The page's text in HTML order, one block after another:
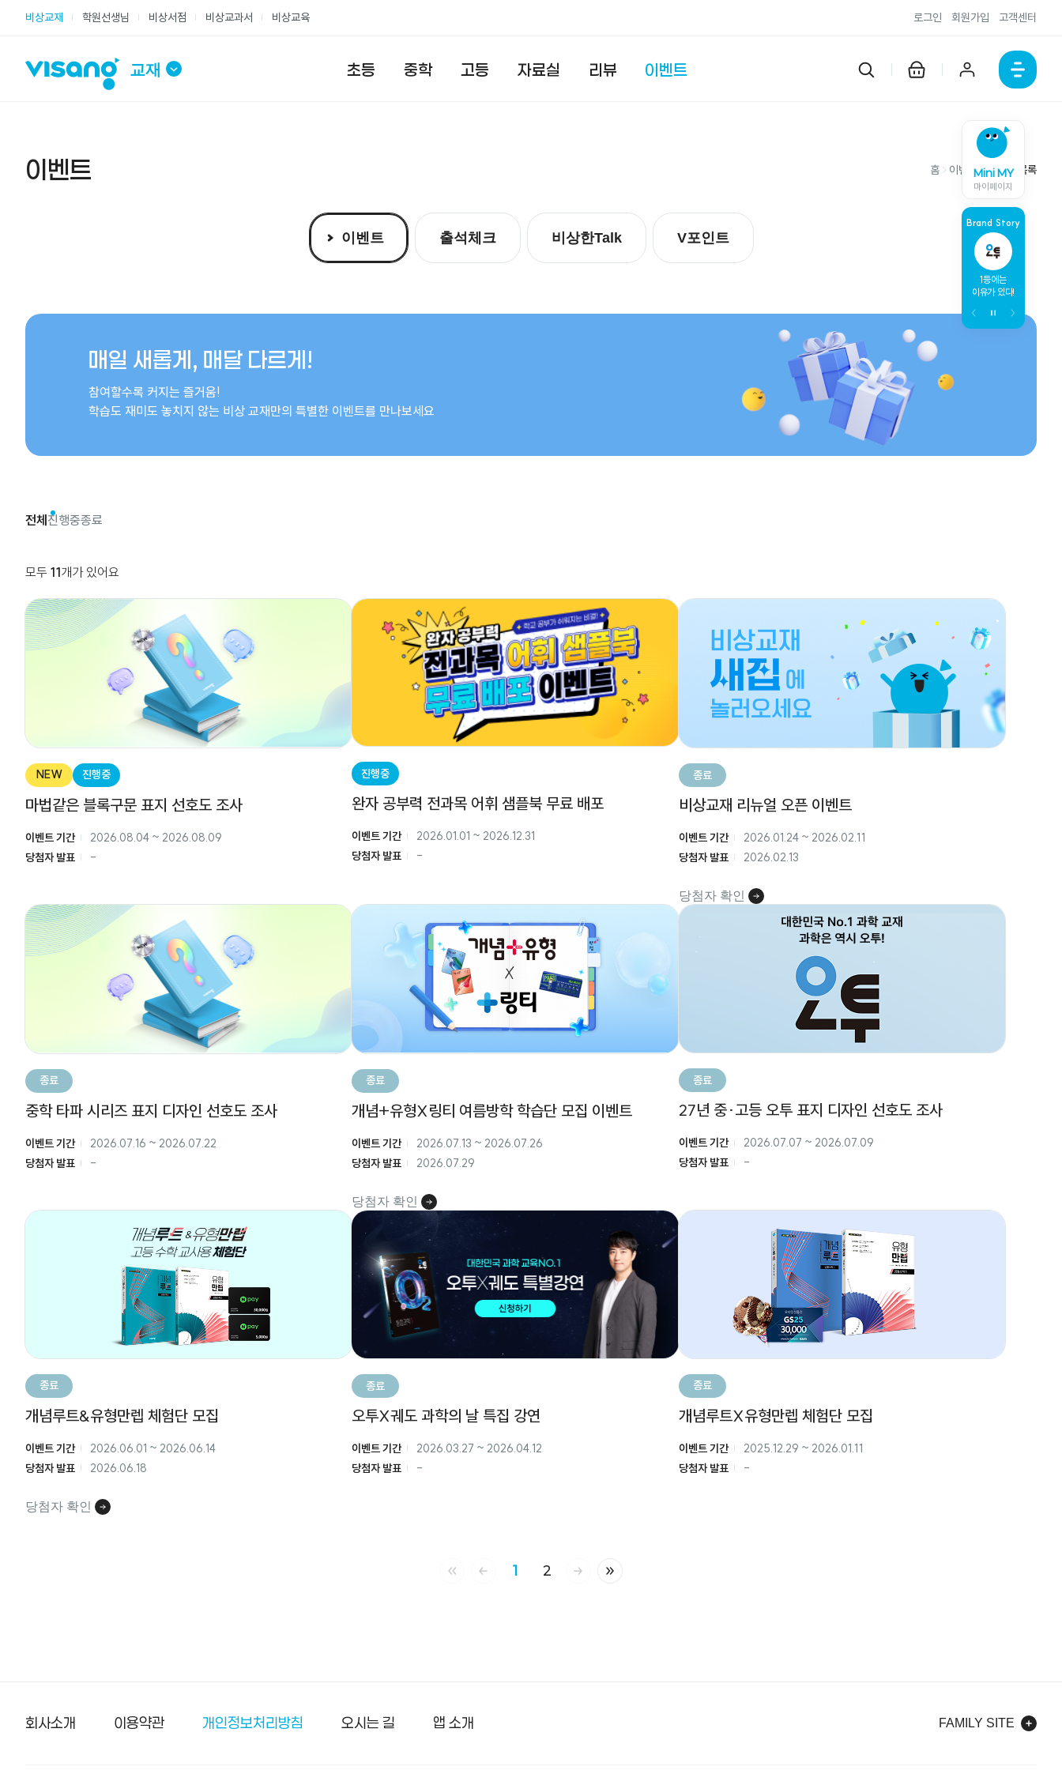
비상교재 학원선생님 비상서점 비상교과서 비상교육 로그인 회원가입 고객센터
교재 초등 중학 고등 자료실 리뷰 이벤트
이벤트 홈 이벤트 이벤트 목록
이벤트 출석체크 비상한Talk V포인트
매일 새롭게, 매달 다르게!
참여할수록 커지는 즐거움!
학습도 재미도 놓치지 않는 비상 교재만의 특별한 이벤트를 만나보세요
원하는 옵션을 선택하세요:
전체 진행중종료
모두 11개가 있어요
NEW 진행중
마법같은 블록구문 표지 선호도 조사
이벤트 기간 2026.08.04 ~ 2026.08.09
당첨자 발표
-
진행중
완자 공부력 전과목 어휘 샘플북 무료 배포
이벤트 기간 2026.01.01 ~ 2026.12.31
당첨자 발표
-
종료
비상교재 리뉴얼 오픈 이벤트
이벤트 기간 2026.01.24~ 2026.02.11
당첨자 발표
2026.02.13
당첨자 확인
종료
중학 타파 시리즈 표지 디자인 선호도 조사
이벤트 기간 2026.07.16 ~ 2026.07.22
당첨자 발표
-
종료
개념+유형X링티 여름방학 학습단 모집 이벤트
이벤트 기간 2026.07.13 ~ 2026.07.26
당첨자 발표
2026.07.29
당첨자 확인
종료
27년 중·고등 오투 표지 디자인 선호도 조사
이벤트 기간 2026.07.07 ~ 2026.07.09
당첨자 발표
-
종료
개념루트&유형만렙 체험단 모집
이벤트 기간 2026.06.01 ~ 2026.06.14
당첨자 발표
2026.06.18
당첨자 확인
종료
오투X궤도​ 과학의 날 특집​ 강연
이벤트 기간 2026.03.27 ~ 2026.04.12
당첨자 발표
-
종료
개념루트X유형만렙 체험단 모집
이벤트 기간 2025.12.29 ~ 2026.01.11
당첨자 발표
-
처음 페이지이전 페이지
1 2 다음 페이지마지막 페이지
회사소개 이용약관 개인정보처리방침 오시는 길 앱 소개 FAMILY SITE
Mini MY
마이페이지
Brand Story
1등에는
이유가 있다!